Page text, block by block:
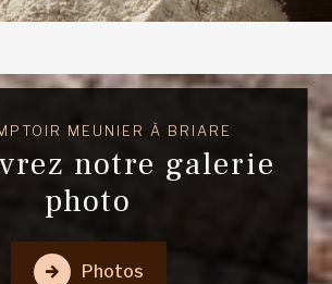
MEUNIER À BRIARE
notre galerie
photo
Photos